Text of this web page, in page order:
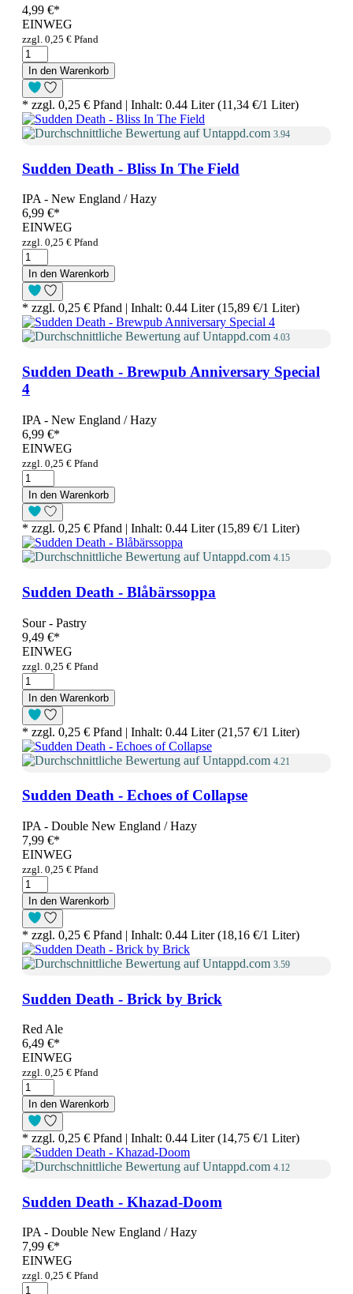
4,99 €*
EINWEG
zzgl. 0,25 € Pfand
In den Warenkorb
* zzgl. 0,25 € Pfand | Inhalt: 0.44 Liter (11,34 €/1 Liter)
3.94
Sudden Death - Bliss In The Field
IPA - New England / Hazy
6,99 €*
EINWEG
zzgl. 0,25 € Pfand
In den Warenkorb
* zzgl. 0,25 € Pfand | Inhalt: 0.44 Liter (15,89 €/1 Liter)
4.03
Sudden Death - Brewpub Anniversary Special
4
IPA - New England / Hazy
6,99 €*
EINWEG
zzgl. 0,25 € Pfand
In den Warenkorb
* zzgl. 0,25 € Pfand | Inhalt: 0.44 Liter (15,89 €/1 Liter)
4.15
Sudden Death - Blåbärssoppa
Sour - Pastry
9,49 €*
EINWEG
zzgl. 0,25 € Pfand
In den Warenkorb
* zzgl. 0,25 € Pfand | Inhalt: 0.44 Liter (21,57 €/1 Liter)
4.21
Sudden Death - Echoes of Collapse
IPA - Double New England / Hazy
7,99 €*
EINWEG
zzgl. 0,25 € Pfand
In den Warenkorb
* zzgl. 0,25 € Pfand | Inhalt: 0.44 Liter (18,16 €/1 Liter)
3.59
Sudden Death - Brick by Brick
Red Ale
6,49 €*
EINWEG
zzgl. 0,25 € Pfand
In den Warenkorb
* zzgl. 0,25 € Pfand | Inhalt: 0.44 Liter (14,75 €/1 Liter)
4.12
Sudden Death - Khazad-Doom
IPA - Double New England / Hazy
7,99 €*
EINWEG
zzgl. 0,25 € Pfand